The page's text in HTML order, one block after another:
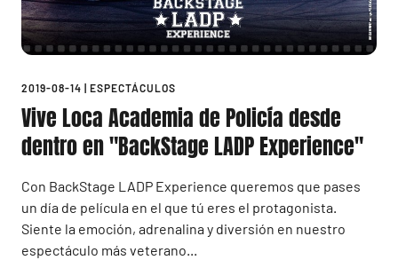
2019-08-14 ESPECTÁCULOS
Vive Loca Academia de Policía desde
dentro en "BackStage LADP Experience"
Con BackStage LADP Experience queremos que pases
un día de película en el que tú eres el protagonista.
Siente la emoción, adrenalina y diversión en nuestro
espectáculo más veterano...